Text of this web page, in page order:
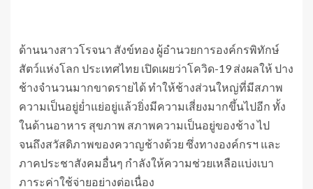
ด้านนางสาวโรจนา สังข์ทอง ผู้อำนวยการองค์กรพิทักษ์
สัตว์แห่งโลก ประเทศไทย เปิดเผยว่าโควิด-19 ส่งผลให้ ปาง
ช้างจำนวนมากขาดรายได้ ทำให้ช้างส่วนใหญ่ที่มีสภาพ
ความเป็นอยู่ย่ำแย่อยู่แล้วยิ่งมีความเสี่ยงมากขึ้นไปอีก ทั้ง
ในด้านอาหาร สุขภาพ สภาพความเป็นอยู่ของช้าง ไป
จนถึงสวัสดิภาพของควาญช้างด้วย ซึ่งทางองค์กรฯ และ
ภาคประชาสังคมอื่นๆ กำลังให้ความช่วยเหลือแบ่งเบา
ภาระค่าใช้จ่ายอย่างต่อเนื่อง